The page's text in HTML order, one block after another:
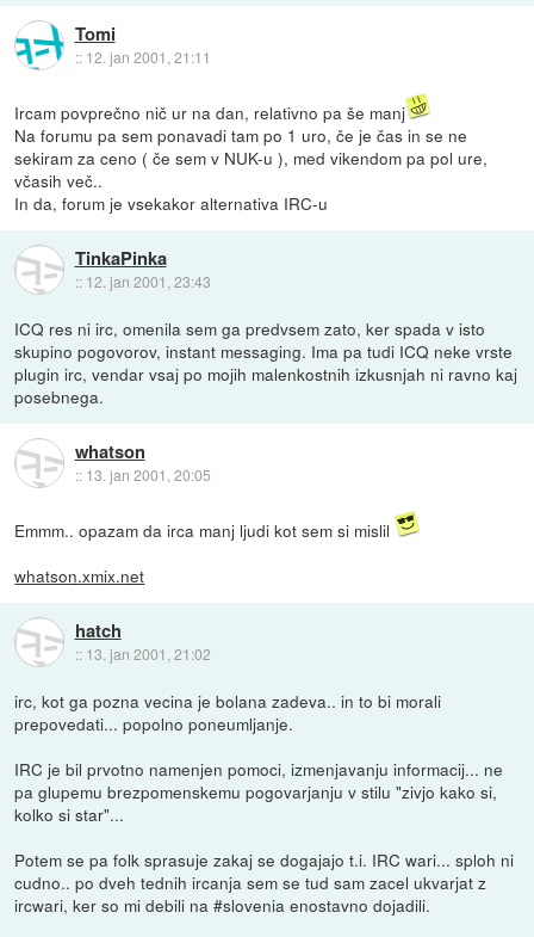
Tomi
:: 12. jan 2001, 21:11
Ircam povprečno nič ur na dan, relativno pa še manj
Na forumu pa sem ponavadi tam po 1 uro, če je čas in se ne
sekiram za ceno ( če sem v NUK-u ), med vikendom pa pol ure,
včasih več..
In da, forum je vsekakor alternativa IRC-u
TinkaPinka
:: 12. jan 2001, 23:43
ICQ res ni irc, omenila sem ga predvsem zato, ker spada v isto
skupino pogovorov, instant messaging. Ima pa tudi ICQ neke vrste
plugin irc, vendar vsaj po mojih malenkostnih izkusnjah ni ravno kaj
posebnega.
whatson
:: 13. jan 2001, 20:05
Emmm.. opazam da irca manj ljudi kot sem si mislil
whatson.xmix.net
hatch
:: 13. jan 2001, 21:02
irc, kot ga pozna vecina je bolana zadeva.. in to bi morali
prepovedati... popolno poneumljanje.
IRC je bil prvotno namenjen pomoci, izmenjavanju informacij... ne
pa glupemu brezpomenskemu pogovarjanju v stilu "zivjo kako si,
kolko si star"...
Potem se pa folk sprasuje zakaj se dogajajo t.i. IRC wari... sploh ni
cudno.. po dveh tednih ircanja sem se tud sam zacel ukvarjat z
ircwari, ker so mi debili na #slovenia enostavno dojadili.